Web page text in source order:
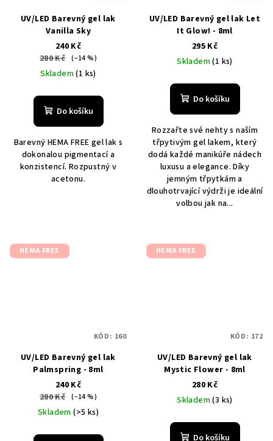
UV/LED Barevný gel lak
Vanilla Sky
240 Kč
280 Kč (–14 %)
Skladem(1 ks)
Do košíku
Barevný HEMA FREE gel lak s
dokonalou pigmentací a
konzistencí. Rozpustný v
acetonu.
UV/LED Barevný gel lak Let
It Glow! - 8ml
295 Kč
Skladem(1 ks)
Do košíku
Rozzařte své nehty s naším
třpytivým gel lakem, který
dodá každé manikúře nádech
luxusu a elegance. Díky
jemným třpytkám a
dlouhotrvající výdrži je ideální
volbou jak na...
HEMA FREE
UV/LED Barevný gel lak
Palmspring - 8ml
240 Kč
280 Kč (–14 %)
Skladem(>5 ks)
KÓD: 160
HEMA FREE
UV/LED Barevný gel lak
Mystic Flower - 8ml
280 Kč
Skladem(3 ks)
Do košíku
KÓD: 172